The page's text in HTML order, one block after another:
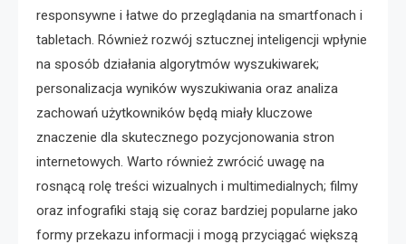
responsywne i łatwe do przeglądania na smartfonach i
tabletach. Również rozwój sztucznej inteligencji wpłynie
na sposób działania algorytmów wyszukiwarek;
personalizacja wyników wyszukiwania oraz analiza
zachowań użytkowników będą miały kluczowe
znaczenie dla skutecznego pozycjonowania stron
internetowych. Warto również zwrócić uwagę na
rosnącą rolę treści wizualnych i multimedialnych; filmy
oraz infografiki stają się coraz bardziej popularne jako
formy przekazu informacji i mogą przyciągać większą